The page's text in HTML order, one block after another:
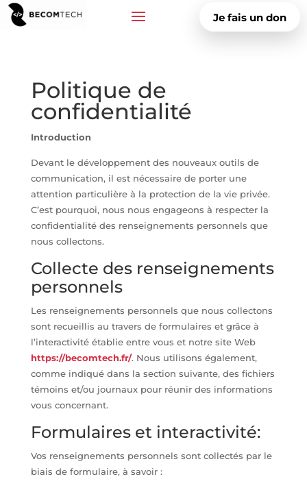
Je fais un don
Politique de
confidentialité
Introduction
Devant le développement des nouveaux outils de
communication, il est nécessaire de porter une
attention particulière à la protection de la vie privée.
C’est pourquoi, nous nous engageons à respecter la
confidentialité des renseignements personnels que
nous collectons.
Collecte des renseignements
personnels
Les renseignements personnels que nous collectons
sont recueillis au travers de formulaires et grâce à
l’interactivité établie entre vous et notre site Web
https://becomtech.fr/. Nous utilisons également,
comme indiqué dans la section suivante, des fichiers
témoins et/ou journaux pour réunir des informations
vous concernant.
Formulaires et interactivité:
Vos renseignements personnels sont collectés par le
biais de formulaire, à savoir :